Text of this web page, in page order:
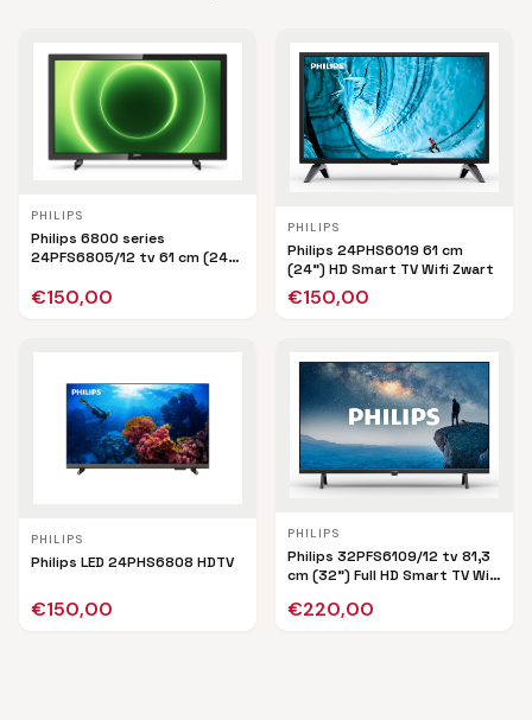
PHILIPS
Philips 6800 series
24PFS6805/12 tv 61 cm (24")
€150,00
PHILIPS
Philips 24PHS6019 61 cm
(24") HD Smart TV Wifi Zwart
€150,00
PHILIPS
Philips LED 24PHS6808 HDTV
€150,00
PHILIPS
Philips 32PFS6109/12 tv 81,3
cm (32") Full HD Smart TV Wifi
€220,00